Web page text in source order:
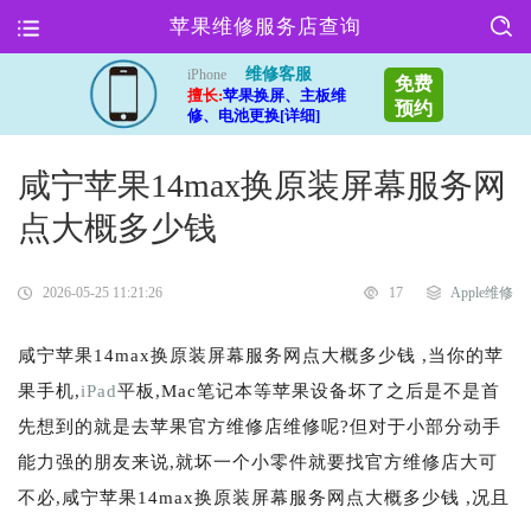
苹果维修服务店查询
iPhone
维修客服
擅长:苹果换屏、主板维
修、电池更换[详细]
免费
预约
咸宁苹果14max换原装屏幕服务网
点大概多少钱
2026-05-25 11:21:26 17 Apple维修
咸宁苹果14max换原装屏幕服务网点大概多少钱 ,当你的苹
果手机,iPad平板,Mac笔记本等苹果设备坏了之后是不是首
先想到的就是去苹果官方维修店维修呢?但对于小部分动手
能力强的朋友来说,就坏一个小零件就要找官方维修店大可
不必,咸宁苹果14max换原装屏幕服务网点大概多少钱 ,况且